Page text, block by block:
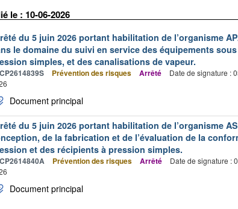
le : 10-06-2026
du 5 juin 2026 portant habilitation de l’organisme
le domaine du suivi en service des équipements
simples, et des canalisations de vapeur.
Prévention des risques Arrêté Date de signature :
Document principal
du 5 juin 2026 portant habilitation de l’organisme
de la fabrication et de l’évaluation de la
et des récipients à pression simples.
Prévention des risques Arrêté Date de signature :
Document principal